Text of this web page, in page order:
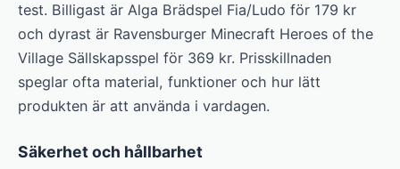
test. Billigast är Alga Brädspel Fia/Ludo för 179 kr
och dyrast är Ravensburger Minecraft Heroes of the
Village Sällskapsspel för 369 kr. Prisskillnaden
speglar ofta material, funktioner och hur lätt
produkten är att använda i vardagen.
Säkerhet och hållbarhet